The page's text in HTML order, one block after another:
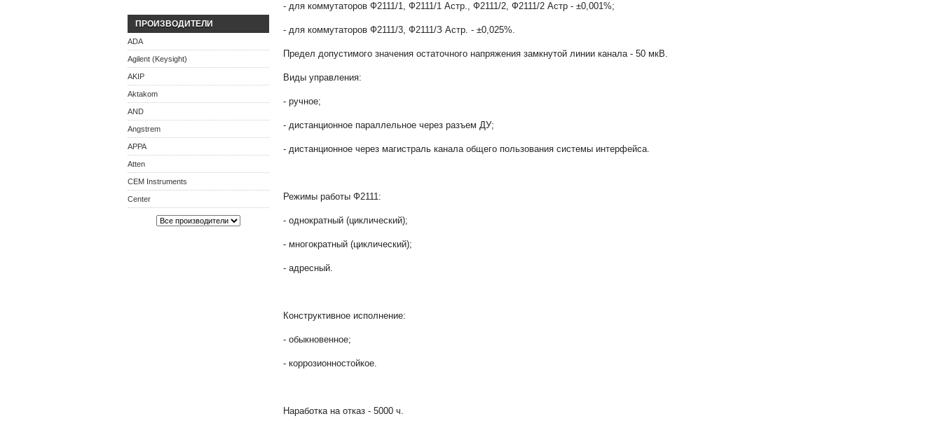
ПРОИЗВОДИТЕЛИ
ADA
Agilent (Keysight)
AKIP
Aktakom
AND
Angstrem
APPA
Atten
CEM Instruments
Center
- для коммутаторов Ф2111/1, Ф2111/1 Астр., Ф2111/2, Ф2111/2 Астр - ±0,001%;
- для коммутаторов Ф2111/3, Ф2111/З Астр. - ±0,025%.
Предел допустимого значения остаточного напряжения замкнутой линии канала - 50 мкВ.
Виды управления:
- ручное;
- дистанционное параллельное через разъем ДУ;
- дистанционное через магистраль канала общего пользования системы интерфейса.
Режимы работы Ф2111:
- однократный (циклический);
- многократный (циклический);
- адресный.
Конструктивное исполнение:
- обыкновенное;
- коррозионностойкое.
Наработка на отказ - 5000 ч.